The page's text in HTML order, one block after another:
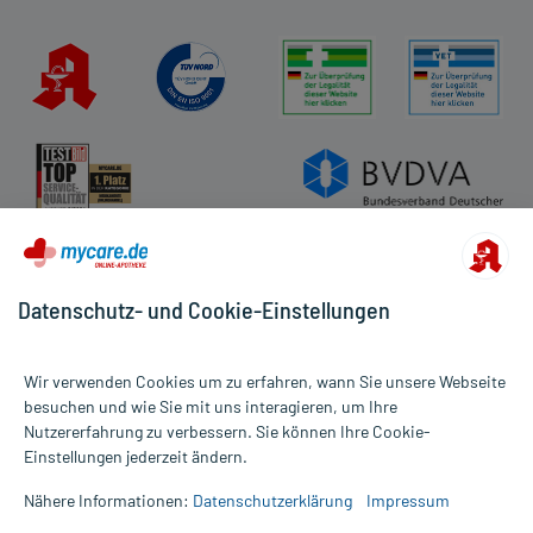
Alle Preise gelten inkl. MwSt., ggf. zzgl. Versandkosten
Informationen auf dieser Website werden ausschließlich für
die Untersuchung und Behandlung durch einen Arzt. Bitte
Datenschutz- und Cookie-Einstellungen
Wir verwenden Cookies um zu erfahren, wann Sie unsere Webseite
besuchen und wie Sie mit uns interagieren, um Ihre
Nutzererfahrung zu verbessern. Sie können Ihre Cookie-
Einstellungen jederzeit ändern.
Nähere Informationen: Datenschutzerklärung Impressum